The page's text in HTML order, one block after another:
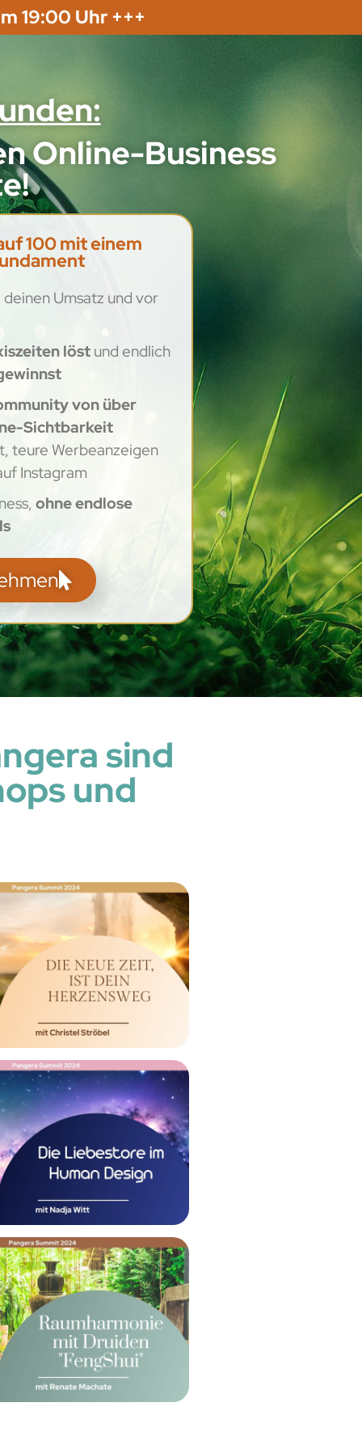
19:00 Uhr +++
Online-Business
100 mit einem
deinen Umsatz und vor
löstund endlich
von über
Sichtbarkeit
teure Werbeanzeigen
Instagram
ohne endlose
sind
und